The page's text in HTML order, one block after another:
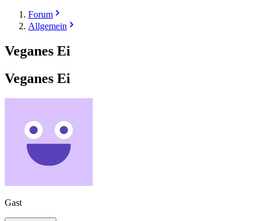
Forum
Allgemein
Veganes Ei
Veganes Ei
Gast